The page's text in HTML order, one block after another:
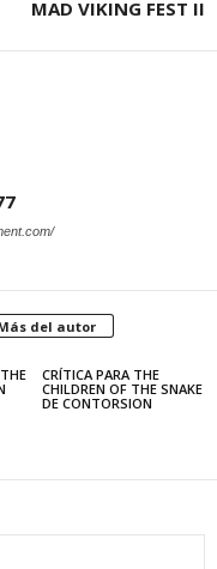
MAD VIKING FEST II
del autor
CRÍTICA PARA THE
CHILDREN OF THE SNAKE
DE CONTORSION